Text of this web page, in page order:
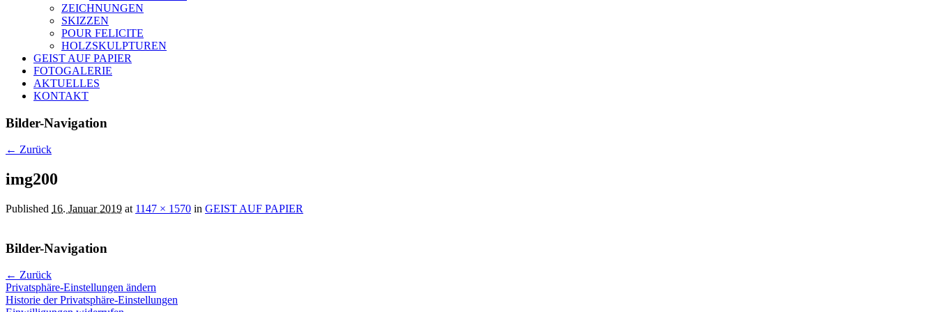
ZEICHNUNGEN
SKIZZEN
POUR FELICITE
HOLZSKULPTUREN
GEIST AUF PAPIER
FOTOGALERIE
AKTUELLES
KONTAKT
Bilder-Navigation
← Zurück
img200
Published 16. Januar 2019 at 1147 × 1570 in GEIST AUF PAPIER
Bilder-Navigation
← Zurück
Privatsphäre-Einstellungen ändern
Historie der Privatsphäre-Einstellungen